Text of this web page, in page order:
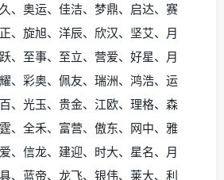
、奥运、佳洁、梦鼎、启达、赛
、旋旭、洋辰、欣汉、坚艾、月
、至事、至立、营爱、好星、月
、彩奥、佩友、瑞洲、鸿浩、运
、光玉、贵金、江欧、理格、森
、全禾、富营、傲东、网中、雅
、信龙、建迎、时大、星名、月
、蓝帝、龙飞、银伟、莱大、利